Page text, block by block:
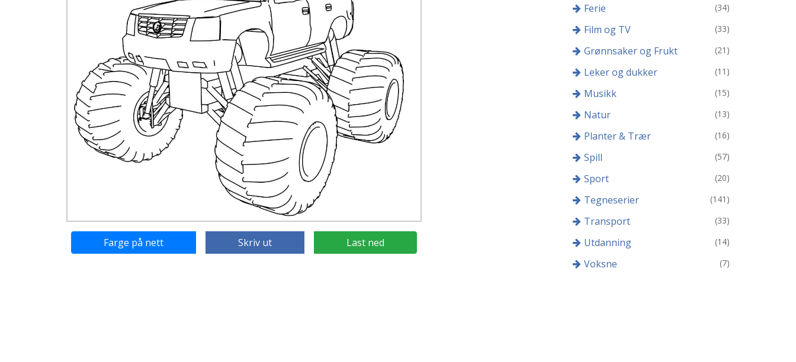
Farge på nett Skriv ut Last ned
Ferie (34)
Film og TV (33)
Grønnsaker og Frukt (21)
Leker og dukker (11)
Musikk (15)
Natur (13)
Planter & Trær (16)
Spill (57)
Sport (20)
Tegneserier (141)
Transport (33)
Utdanning (14)
Voksne (7)